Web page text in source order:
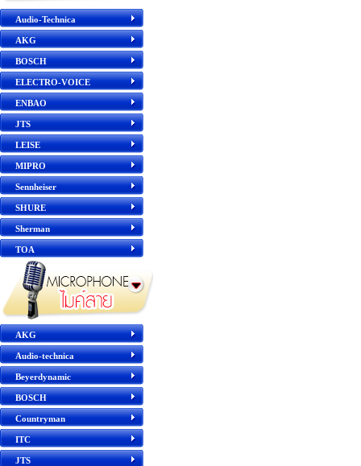
Audio-Technica
AKG
BOSCH
ELECTRO-VOICE
ENBAO
JTS
LEISE
MIPRO
Sennheiser
SHURE
Sherman
TOA
AKG
Audio-technica
Beyerdynamic
BOSCH
Countryman
ITC
JTS